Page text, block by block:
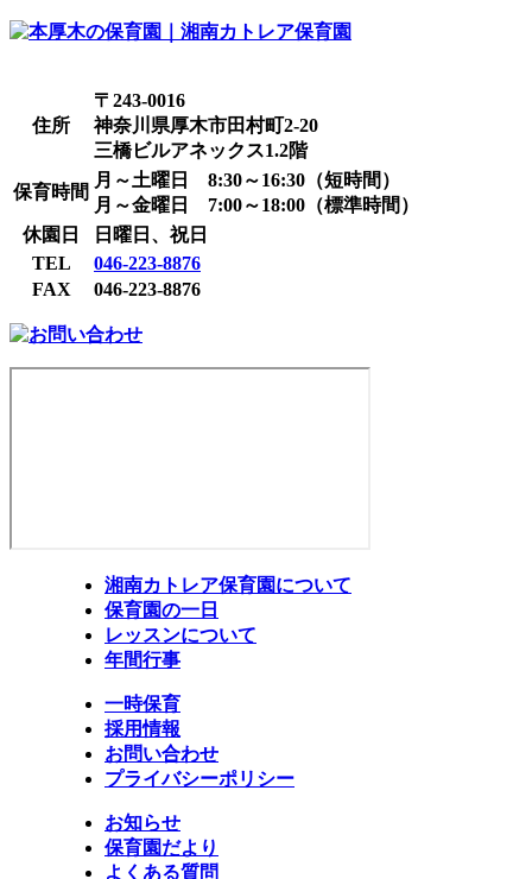
住所
〒243-0016
神奈川県厚木市田村町2-20
三橋ビルアネックス1.2階
保育時間
月～土曜日 8:30～16:30（短時間）
月～金曜日 7:00～18:00（標準時間）
休園日
日曜日、祝日
TEL
046-223-8876
FAX
046-223-8876
湘南カトレア保育園について
保育園の一日
レッスンについて
年間行事
一時保育
採用情報
お問い合わせ
プライバシーポリシー
お知らせ
保育園だより
よくある質問